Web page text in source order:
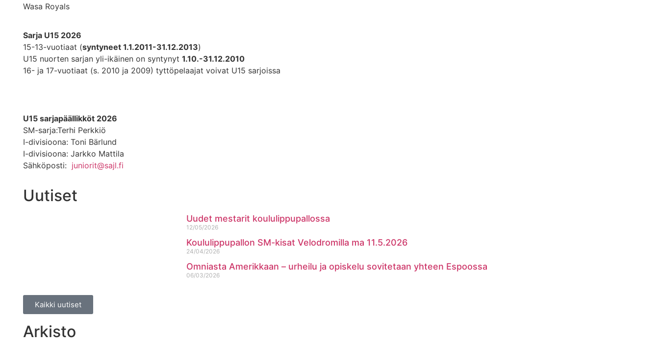
Wasa Royals
Sarja U15 2026
15-13-vuotiaat (syntyneet 1.1.2011-31.12.2013)
U15 nuorten sarjan yli-ikäinen on syntynyt 1.10.-31.12.2010
16- ja 17-vuotiaat (s. 2010 ja 2009) tyttöpelaajat voivat U15 sarjoissa
U15 sarjapäällikköt 2026
SM-sarja:Terhi Perkkiö
I-divisioona: Toni Bärlund
I-divisioona: Jarkko Mattila
Sähköposti: juniorit@sajl.fi
Uutiset
Uudet mestarit koululippupallossa
12/05/2026
Koululippupallon SM-kisat Velodromilla ma 11.5.2026
24/04/2026
Omniasta Amerikkaan – urheilu ja opiskelu sovitetaan yhteen Espoossa
06/03/2026
Kaikki uutiset
Arkisto